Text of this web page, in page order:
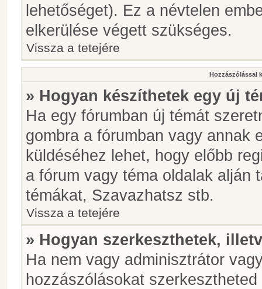
lehetőséget). Ez a névtelen
elkerülése végett szükséges.
Vissza a tetejére
Hozzászólással
» Hogyan készíthetek egy új
Ha egy fórumban új témát
gombra a fórumban vagy annak
küldéséhez lehet, hogy előbb
a fórum vagy téma oldalak alján
témákat, Szavazhatsz stb.
Vissza a tetejére
» Hogyan szerkeszthetek,
Ha nem vagy adminisztrátor
hozzászólásokat